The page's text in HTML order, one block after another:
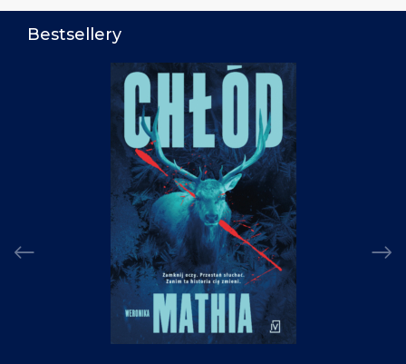
Bestsellery